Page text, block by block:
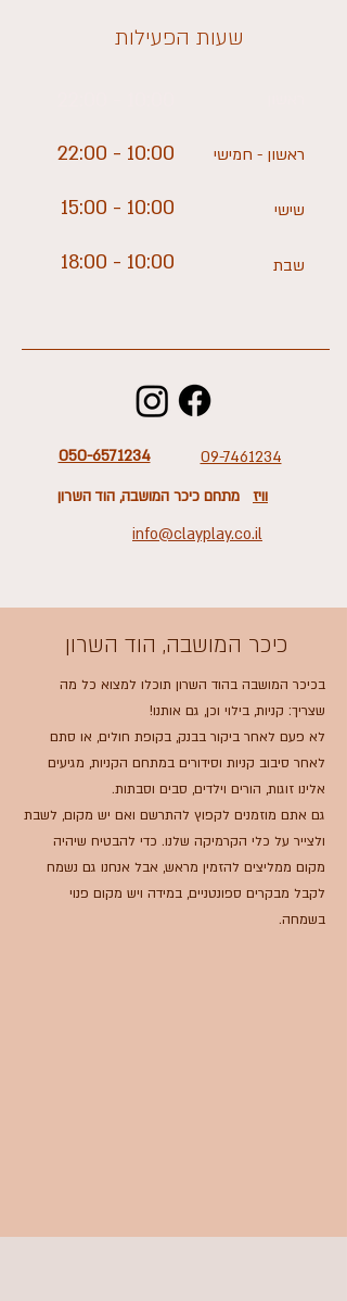
שעות הפעילות
10:00 - 22:00
10:00 - 15:00
10:00 - 18:00
ראשון - חמישי
שישי
שבת
050-6571234 09-7461234
מתחם כיכר המושבה, הוד השרון וויז
info@clayplay.co.il
כיכר המושבה, הוד השרון
בכיכר המושבה בהוד השרון תוכלו למצוא כל מה
שצריך: קניות, בילוי וכן, גם אותנו!
לא פעם לאחר ביקור בבנק, בקופת חולים, או סתם
לאחר סיבוב קניות וסידורים במתחם הקניות, מגיעים
אלינו זוגות, הורים וילדים, סבים וסבתות.
גם אתם מוזמנים לקפוץ להתרשם ואם יש מקום, לשבת
ולצייר על כלי הקרמיקה שלנו. כדי להבטיח שיהיה
מקום ממליצים להזמין מראש, אבל אנחנו גם נשמח
לקבל מבקרים ספונטניים, במידה ויש מקום פנוי
בשמחה.